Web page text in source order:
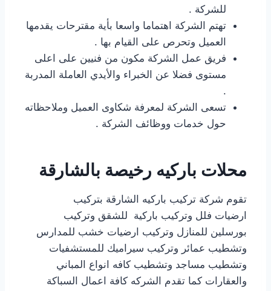
للشركة .
تهتم الشركة اهتماما واسعا بأية مقترحات يقدمها
العميل وتحرص على القيام بها .
فريق عمل الشركة مكون من فنيين على اعلى
مستوى فضلا عن الخبراء والأيدي العاملة المدربة
.
تسعى الشركة لمعرفة شكاوى العميل وملاحظاته
حول خدمات ووظائف الشركة .
محلات باركيه رخيصة بالشارقة
تقوم شركة تركيب باركيه الشارقة بتركيب
ارضيات فلل وتركيب باركية للشقق وتركيب
بورسلين للمنازل وتركيب ارضيات خشب للمدارس
وتشطيب عمائر وتركيب سيراميك للمستشفيات
وتشطيب مساجد وتشطيب كافه انواع المباني
والعقارات كما تقدم الشركه كافة اعمال السباكة